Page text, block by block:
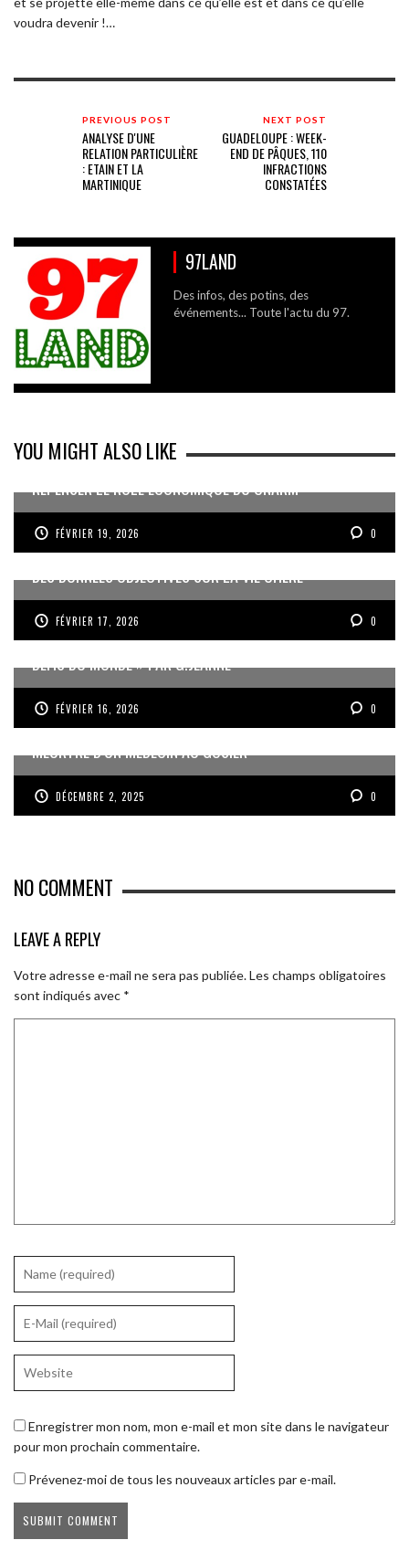
voudra devenir !…
PREVIOUS POST
ANALYSE D'UNE
RELATION PARTICULIÈRE
: ETAIN ET LA
MARTINIQUE
NEXT POST
GUADELOUPE : WEEK-
END DE PÂQUES, 110
INFRACTIONS
CONSTATÉES
97LAND
Des infos, des potins, des
événements... Toute l'actu du 97.
YOU MIGHT ALSO LIKE
REPENSER LE RÔLE ÉCONOMIQUE DU CNARM
FÉVRIER 19, 2026 0
DES DONNÉES OBJECTIVES SUR LA VIE CHÈRE
FÉVRIER 17, 2026 0
« UN GOSIER FIER, FORT ET RESPONSABLE FACE AUX
DÉFIS DU MONDE » PAR G.JEANNE
FÉVRIER 16, 2026 0
MEURTRE D’UN MÉDECIN AU GOSIER
DÉCEMBRE 2, 2025 0
NO COMMENT
LEAVE A REPLY
Votre adresse e-mail ne sera pas publiée.Les champs obligatoires
sont indiqués avec *
Enregistrer mon nom, mon e-mail et mon site dans le navigateur
pour mon prochain commentaire.
Prévenez-moi de tous les nouveaux articles par e-mail.